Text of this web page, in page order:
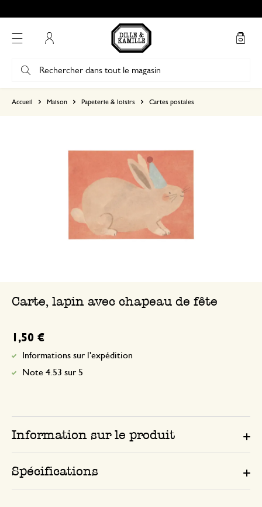
Accueil Maison Papeterie & loisirs Cartes postales
Carte, lapin avec chapeau de fête
1,50 €
Informations sur l'expédition
Note 4.53 sur 5
Information sur le produit
Spécifications